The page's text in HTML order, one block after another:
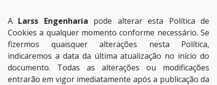
A Larss Engenharia pode alterar esta Política de
Cookies a qualquer momento conforme necessário. Se
fizermos quaisquer alterações nesta Política,
indicaremos a data da última atualização no início do
documento. Todas as alterações ou modificações
entrarão em vigor imediatamente após a publicação da